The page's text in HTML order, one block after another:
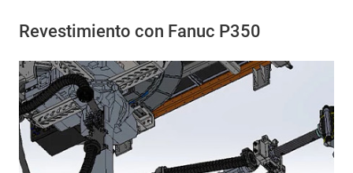
Revestimiento con Fanuc P350